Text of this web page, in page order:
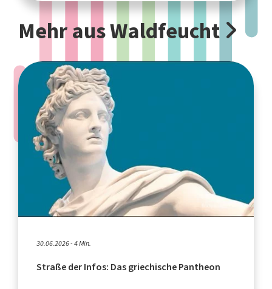
Mehr aus Waldfeucht
30.06.2026 - 4 Min.
Straße der Infos: Das griechische Pantheon